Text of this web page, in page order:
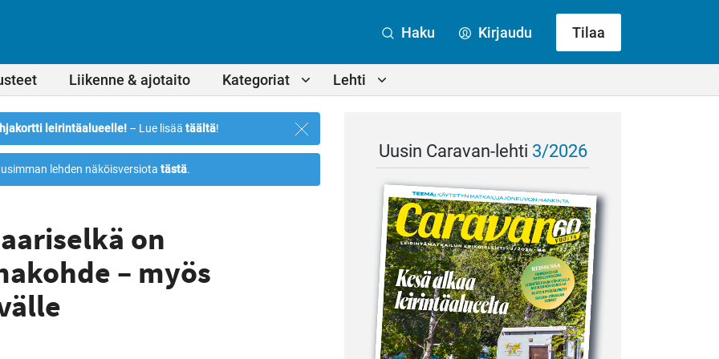
Liikenne & ajotaito Kategoriat Lehti
Haku Kirjaudu Tilaa
leirintäalueelle! – Lue lisää täältä!
Sulje
ilmoitus
lehden näköisversiota tästä.
on
– myös
Uusin Caravan-lehti 3/2026